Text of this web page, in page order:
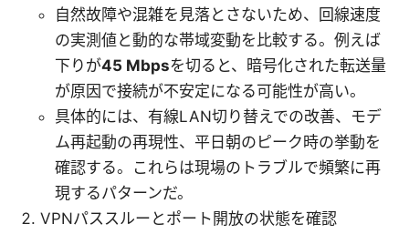
自然故障や混雑を見落とさないため、回線速度
の実測値と動的な帯域変動を比較する。例えば
下りが45 Mbpsを切ると、暗号化された転送量
が原因で接続が不安定になる可能性が高い。
具体的には、有線LAN切り替えでの改善、モデ
ム再起動の再現性、平日朝のピーク時の挙動を
確認する。これらは現場のトラブルで頻繁に再
現するパターンだ。
VPNパススルーとポート開放の状態を確認